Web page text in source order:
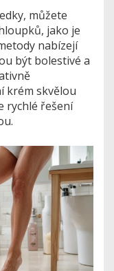
můžete
jako je
nabízejí
být bolestivé a
krém skvělou
rychlé řešení